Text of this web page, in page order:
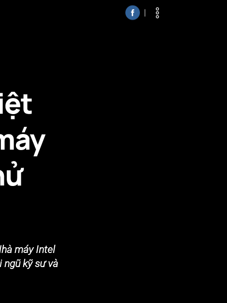
máy Intel
kỹ sư và